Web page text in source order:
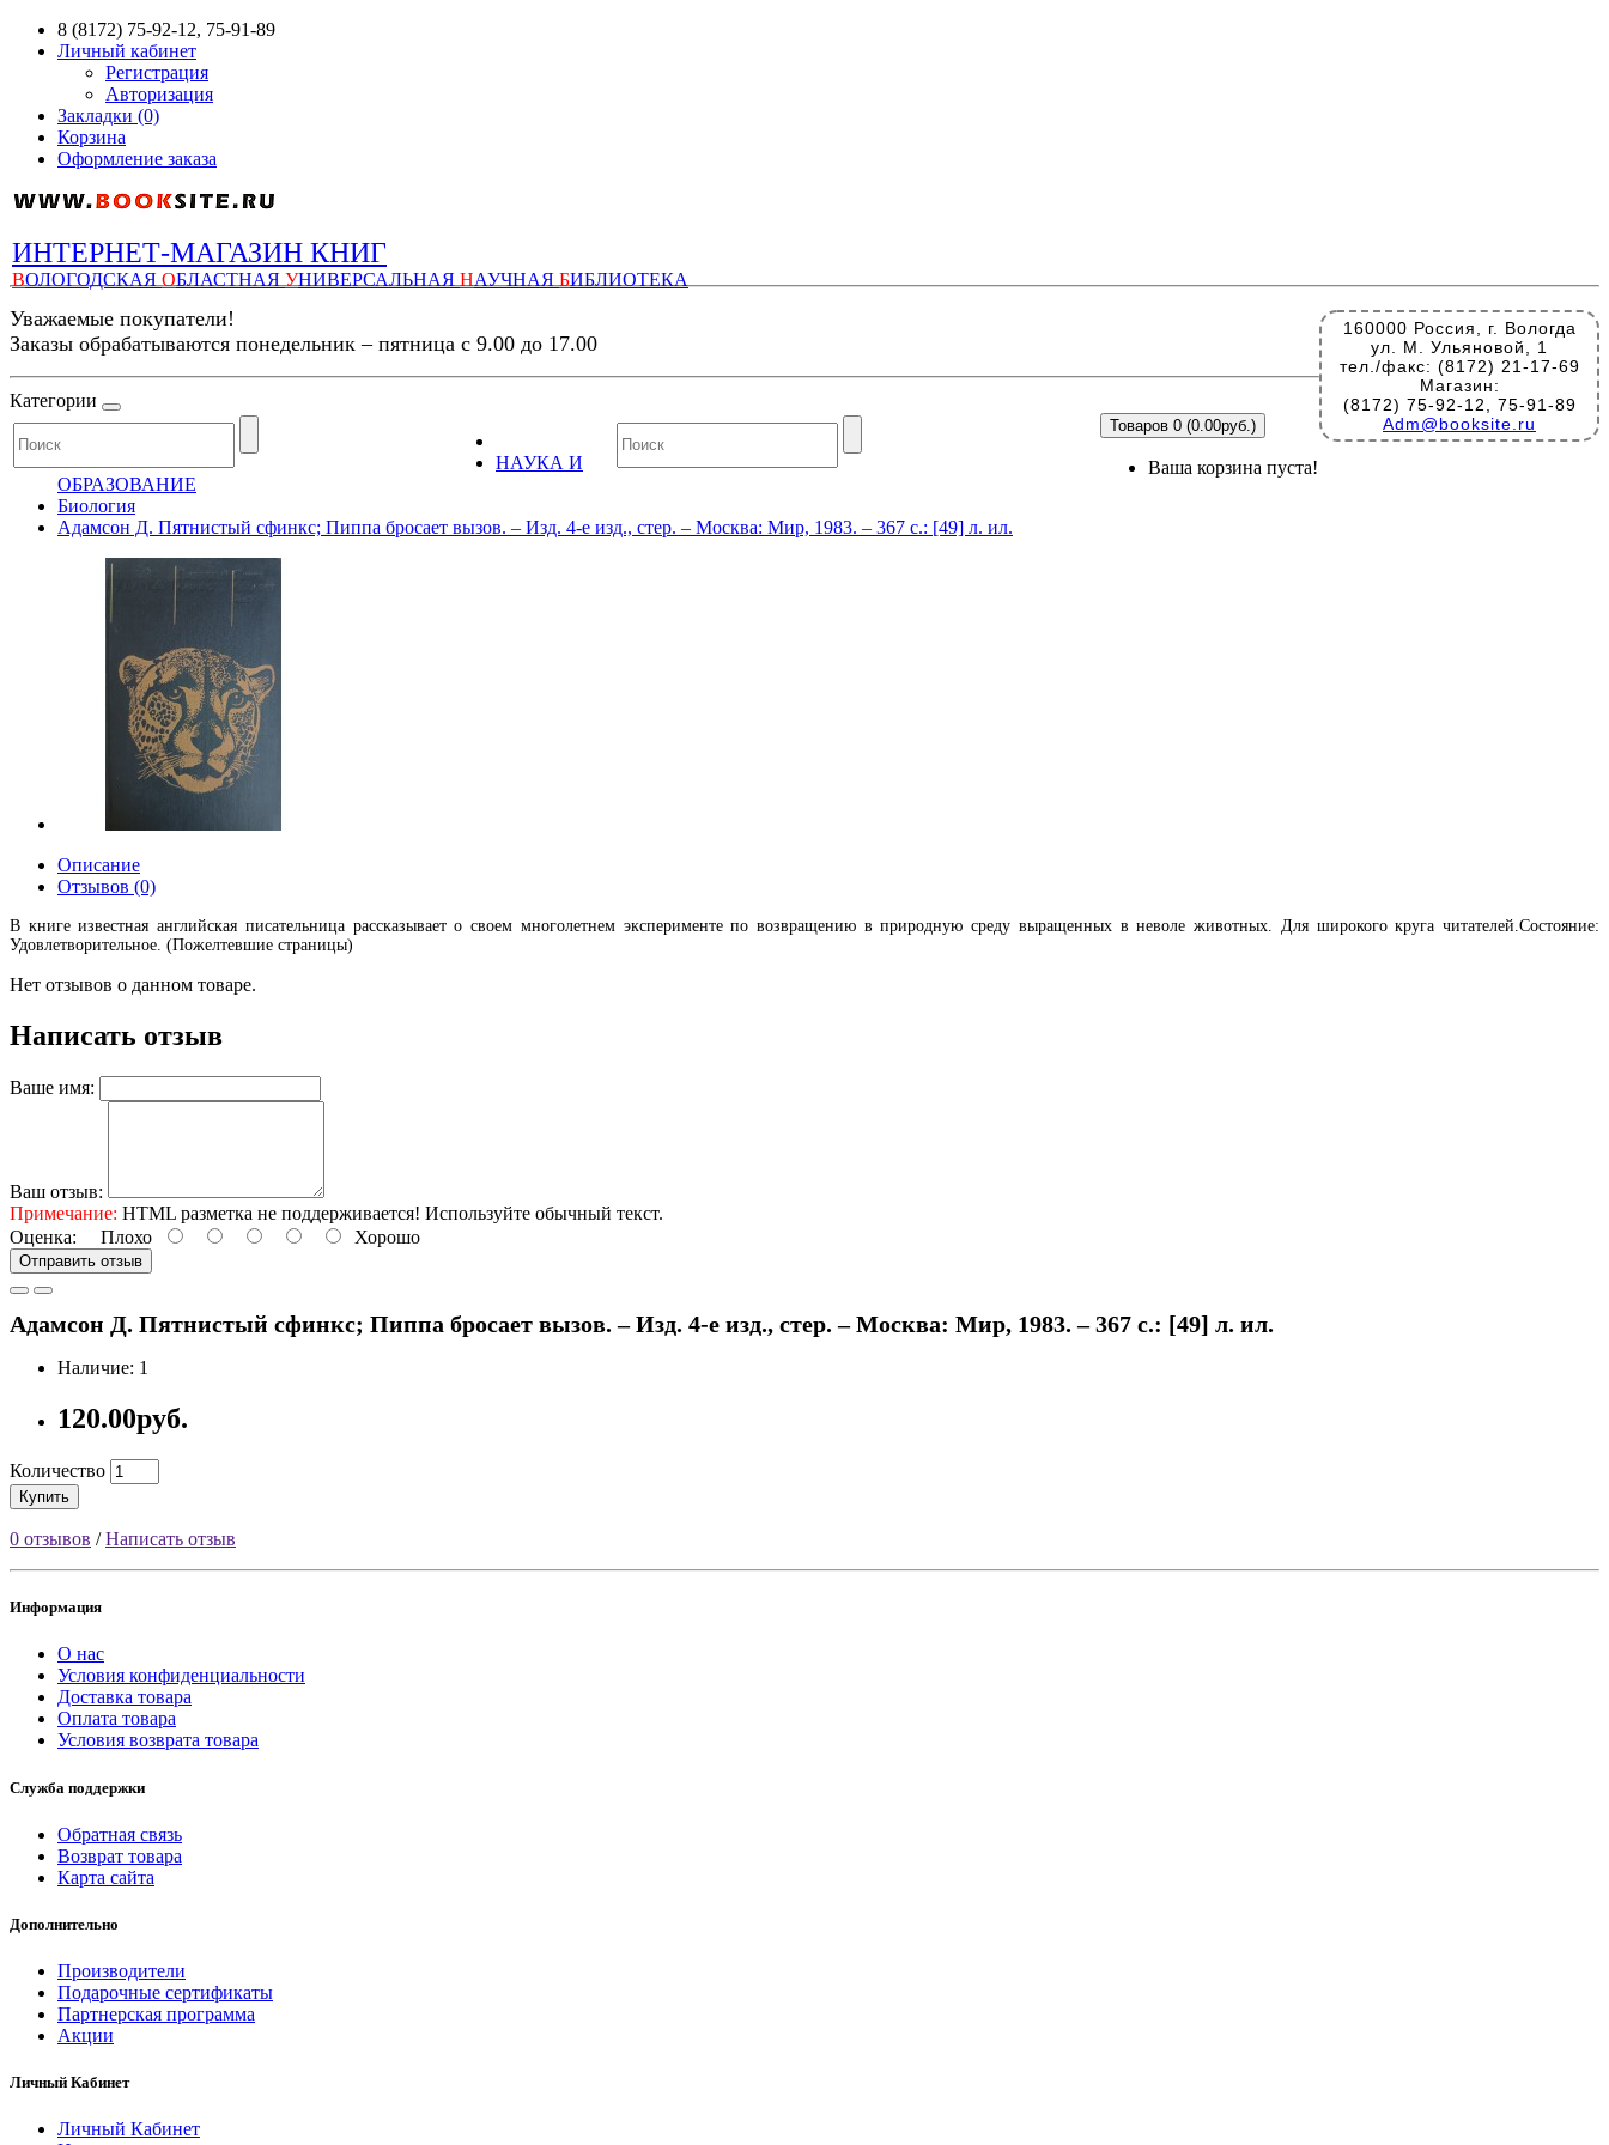
8 (8172) 75-92-12, 75-91-89
Личный кабинет
Регистрация
Авторизация
Закладки (0)
Корзина
Оформление заказа
ИНТЕРНЕТ-МАГАЗИН КНИГ
ВОЛОГОДСКАЯ ОБЛАСТНАЯ УНИВЕРСАЛЬНАЯ НАУЧНАЯ БИБЛИОТЕКА
160000 Россия, г. Вологда
ул. М. Ульяновой, 1
тел./факс: (8172) 21-17-69
Магазин:
(8172) 75-92-12, 75-91-89
Adm@booksite.ru
Уважаемые покупатели!
Заказы обрабатываются понедельник – пятница с 9.00 до 17.00
Категории
Товаров 0 (0.00руб.)
Ваша корзина пуста!
НАУКА И
ОБРАЗОВАНИЕ
Биология
Адамсон Д. Пятнистый сфинкс; Пиппа бросает вызов. – Изд. 4-е изд., стер. – Москва: Мир, 1983. – 367 с.: [49] л. ил.
Описание
Отзывов (0)
В книге известная английская писательница рассказывает о своем многолетнем эксперименте по возвращению в природную среду выращенных в неволе животных. Для широкого круга читателей.Состояние:
Удовлетворительное. (Пожелтевшие страницы)
Нет отзывов о данном товаре.
Написать отзыв
Ваше имя:
Ваш отзыв:
Примечание: HTML разметка не поддерживается! Используйте обычный текст.
Оценка: Плохо Хорошо
Отправить отзыв
Адамсон Д. Пятнистый сфинкс; Пиппа бросает вызов. – Изд. 4-е изд., стер. – Москва: Мир, 1983. – 367 с.: [49] л. ил.
Наличие: 1
120.00руб.
Количество
Купить
0 отзывов /Написать отзыв
Информация
О нас
Условия конфиденциальности
Доставка товара
Оплата товара
Условия возврата товара
Служба поддержки
Обратная связь
Возврат товара
Карта сайта
Дополнительно
Производители
Подарочные сертификаты
Партнерская программа
Акции
Личный Кабинет
Личный Кабинет